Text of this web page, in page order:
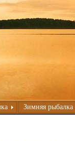
Зимняя рыбалка